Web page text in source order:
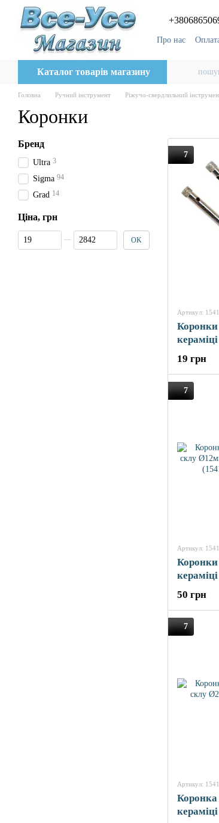
Перейти до основного контенту
Про нас
Каталог товарів магазину
Головна Ручний інструмент Ріжучо-свердлильний
Коронки
7
Артикул:
Коронки
(1541041)
19 грн
7
Артикул:
Коронки
(КРАТНО
(1541121)
50 грн
7
Артикул:
Коронка
Бренд
Ultra 3
Sigma 94
Grad 14
Ціна, грн
Від Ціна, грн
До Ціна, грн
OK